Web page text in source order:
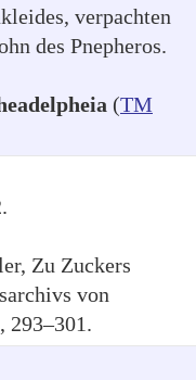
verpachten
des Pnepheros.
(TM
Zu Zuckers
von
293–301.